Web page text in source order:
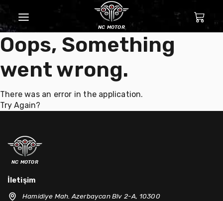
nc motor
Oops, Something
went wrong.
There was an error in the application.
Try Again?
nc motor
İletişim
Hamidiye Mah. Azerbaycan Blv 2-A, 10300